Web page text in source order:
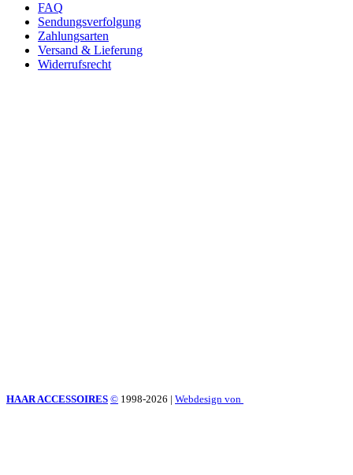
FAQ
Sendungsverfolgung
Zahlungsarten
Versand & Lieferung
Widerrufsrecht
HAAR ACCESSOIRES © 1998-2026 | Webdesign von